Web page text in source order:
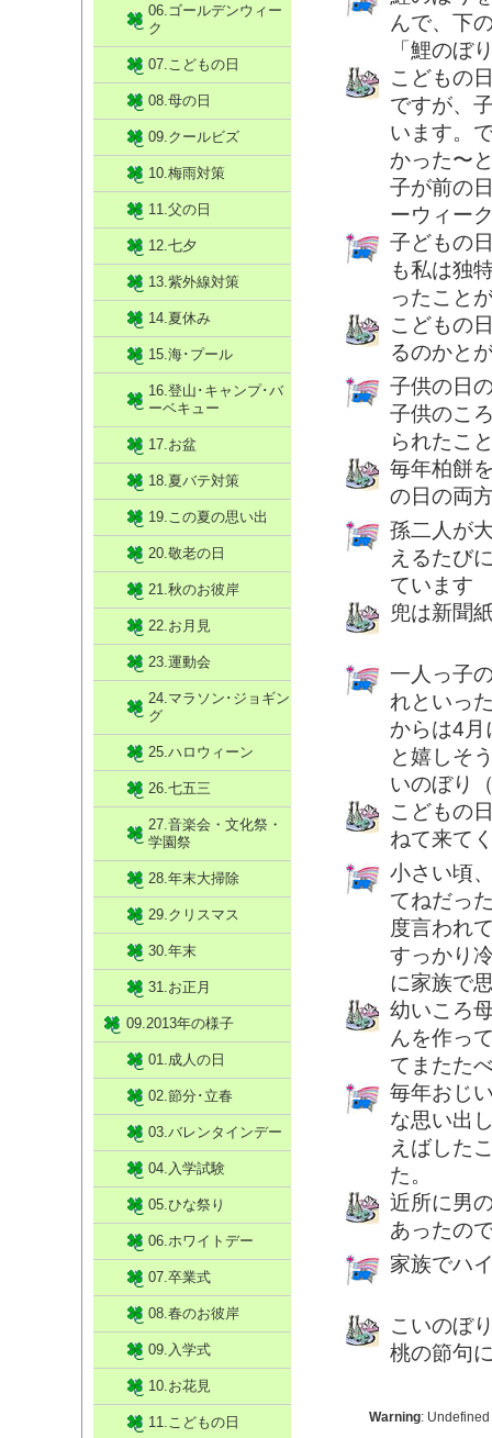
んで、下
「鯉のぼ
こどもの
ですが、
います。
かった〜
子が前の
ーウィー
子どもの
も私は独
ったこと
こどもの
るのかと
子供の日
子供のこ
られたこ
毎年柏餅
の日の両
孫二人が
えるたび
ています
兜は新聞
一人っ子
れといっ
からは4月
と嬉しそ
いのぼり
こどもの
ねて来て
小さい頃
てねだっ
度言われ
すっかり
に家族で
幼いころ
んを作っ
てまたた
毎年おじ
な思い出
えばした
た。
近所に男
あったの
家族でハ
こいのぼ
桃の節句
Warning:
06.ゴールデンウィー
ク
07.こどもの日
08.母の日
09.クールビズ
10.梅雨対策
11.父の日
12.七夕
13.紫外線対策
14.夏休み
15.海･プール
16.登山･キャンプ･バ
ーベキュー
17.お盆
18.夏バテ対策
19.この夏の思い出
20.敬老の日
21.秋のお彼岸
22.お月見
23.運動会
24.マラソン･ジョギン
グ
25.ハロウィーン
26.七五三
27.音楽会・文化祭・
学園祭
28.年末大掃除
29.クリスマス
30.年末
31.お正月
09.2013年の様子
01.成人の日
02.節分･立春
03.バレンタインデー
04.入学試験
05.ひな祭り
06.ホワイトデー
07.卒業式
08.春のお彼岸
09.入学式
10.お花見
11.こどもの日